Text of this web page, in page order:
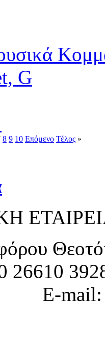
G
8 9 10 Επόμενο Τέλος »
26610
E-